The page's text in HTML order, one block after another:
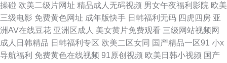
操碰 欧美二级片网址 精品成人无码视频 男女午夜福利影院 欧美
三级电影 免费黄色网址 成年版快手 日韩福利无码 四虎四房 亚
洲AV在线豆花 亚洲区成人 美女黄片免费观看 三级网站视频网
成人日韩精品 日韩福利专区 欧美二区女同 国产精品一区91 小x
导航福利 免费黄色在线视频 91原创视频 欧美日韩小视频 国产